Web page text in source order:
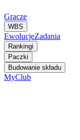
Gracze
WBS
EwolucjeZadania
Rankingi
Paczki
Budowanie składu
MyClub